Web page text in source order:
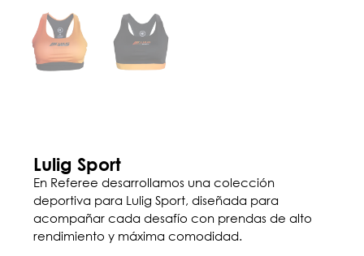
Lulig Sport
En Referee desarrollamos una colección
deportiva para Lulig Sport, diseñada para
acompañar cada desafío con prendas de alto
rendimiento y máxima comodidad.